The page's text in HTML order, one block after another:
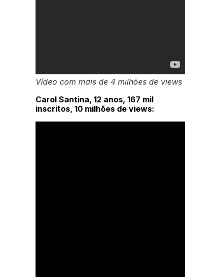
Vídeo com mais de 4 milhões de views
Carol Santina, 12 anos, 167 mil
inscritos, 10 milhões de views: